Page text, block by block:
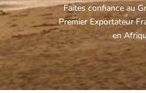
Faites confiance au
Premier Exportateur
en